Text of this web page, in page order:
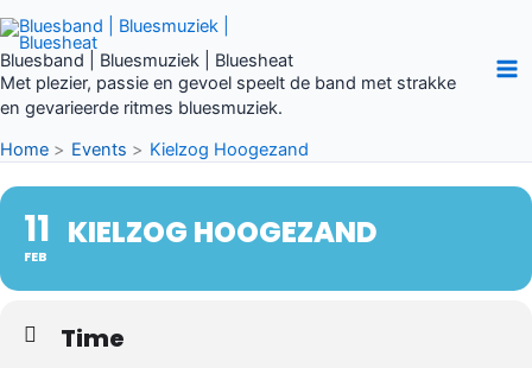
Ga
naar
de
inhoud
Bluesband | Bluesmuziek | Bluesheat
Met plezier, passie en gevoel speelt de band met strakke
en gevarieerde ritmes bluesmuziek.
Home
Events Kielzog Hoogezand
11
FEB
KIELZOG HOOGEZAND
Time